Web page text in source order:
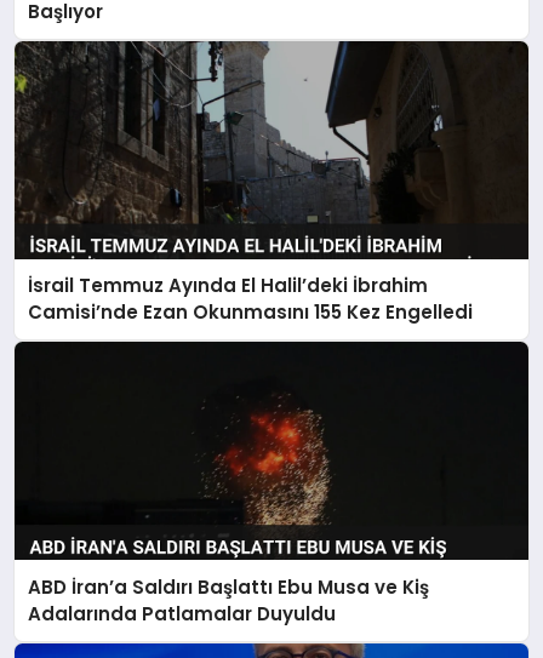
Başlıyor
İsrail Temmuz Ayında El Halil’deki İbrahim
Camisi’nde Ezan Okunmasını 155 Kez Engelledi
ABD İran’a Saldırı Başlattı Ebu Musa ve Kiş
Adalarında Patlamalar Duyuldu